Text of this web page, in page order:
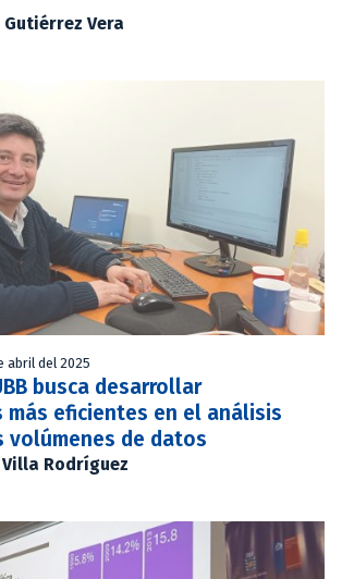
Vera
abril del 2025
busca desarrollar
eficientes en el análisis
volúmenes de datos
Rodríguez